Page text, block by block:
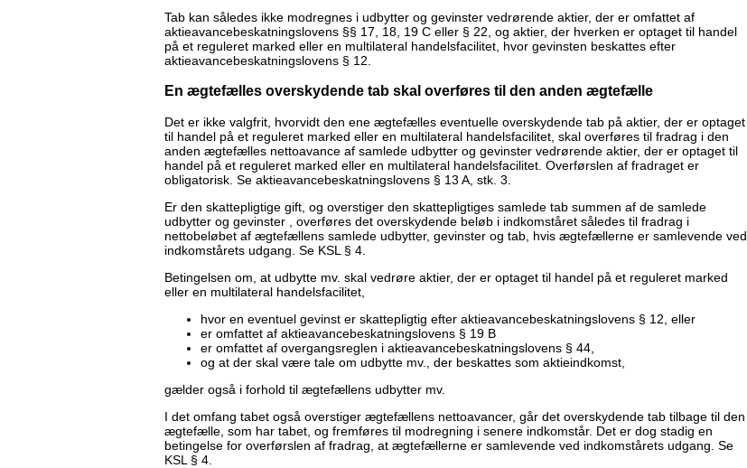
Tab kan således ikke modregnes i udbytter og gevinster vedrørende aktier, der er omfattet af
aktieavancebeskatningslovens §§ 17, 18, 19 C eller § 22, og aktier, der hverken er optaget til handel
på et reguleret marked eller en multilateral handelsfacilitet, hvor gevinsten beskattes efter
aktieavancebeskatningslovens § 12.
En ægtefælles overskydende tab skal overføres til den anden ægtefælle
Det er ikke valgfrit, hvorvidt den ene ægtefælles eventuelle overskydende tab på aktier, der er optaget
til handel på et reguleret marked eller en multilateral handelsfacilitet, skal overføres til fradrag i den
anden ægtefælles nettoavance af samlede udbytter og gevinster vedrørende aktier, der er optaget til
handel på et reguleret marked eller en multilateral handelsfacilitet. Overførslen af fradraget er
obligatorisk. Se aktieavancebeskatningslovens § 13 A, stk. 3.
Er den skattepligtige gift, og overstiger den skattepligtiges samlede tab summen af de samlede
udbytter og gevinster , overføres det overskydende beløb i indkomståret således til fradrag i
nettobeløbet af ægtefællens samlede udbytter, gevinster og tab, hvis ægtefællerne er samlevende ved
indkomstårets udgang. Se KSL § 4.
Betingelsen om, at udbytte mv. skal vedrøre aktier, der er optaget til handel på et reguleret marked
eller en multilateral handelsfacilitet,
hvor en eventuel gevinst er skattepligtig efter aktieavancebeskatningslovens § 12, eller
er omfattet af aktieavancebeskatningslovens § 19 B
er omfattet af overgangsreglen i aktieavancebeskatningslovens § 44,
og at der skal være tale om udbytte mv., der beskattes som aktieindkomst,
gælder også i forhold til ægtefællens udbytter mv.
I det omfang tabet også overstiger ægtefællens nettoavancer, går det overskydende tab tilbage til den
ægtefælle, som har tabet, og fremføres til modregning i senere indkomstår. Det er dog stadig en
betingelse for overførslen af fradrag, at ægtefællerne er samlevende ved indkomstårets udgang. Se
KSL § 4.